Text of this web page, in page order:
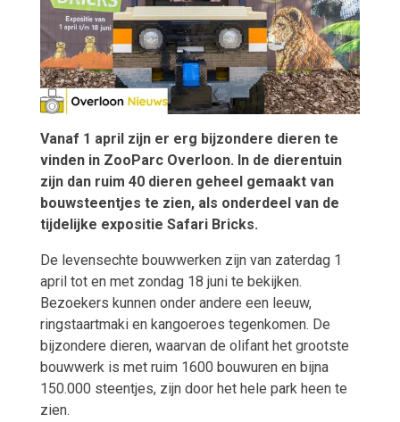
Vanaf 1 april zijn er erg bijzondere dieren te
vinden in ZooParc Overloon. In de dierentuin
zijn dan ruim 40 dieren geheel gemaakt van
bouwsteentjes te zien, als onderdeel van de
tijdelijke expositie Safari Bricks.
De levensechte bouwwerken zijn van zaterdag 1
april tot en met zondag 18 juni te bekijken.
Bezoekers kunnen onder andere een leeuw,
ringstaartmaki en kangoeroes tegenkomen. De
bijzondere dieren, waarvan de olifant het grootste
bouwwerk is met ruim 1600 bouwuren en bijna
150.000 steentjes, zijn door het hele park heen te
zien.